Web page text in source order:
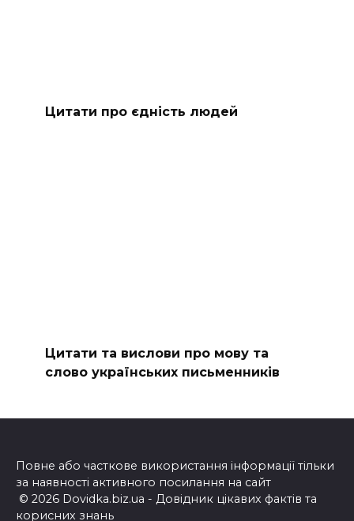
Цитати про єдність людей
Цитати та вислови про мову та
слово українських письменників
Повне або часткове використання інформації тільки
за наявності активного посилання на сайт
© 2026 Dovidka.biz.ua - Довідник цікавих фактів та
корисних знань